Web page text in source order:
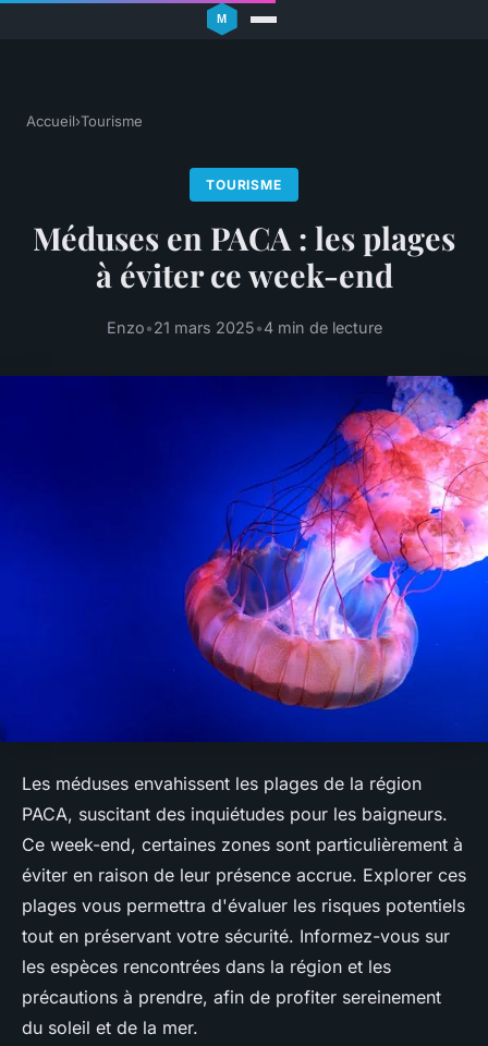
Accueil›Tourisme
TOURISME
Méduses en PACA : les plages
à éviter ce week-end
Enzo•21 mars 2025•4 min de lecture
Les méduses envahissent les plages de la région
PACA, suscitant des inquiétudes pour les baigneurs.
Ce week-end, certaines zones sont particulièrement à
éviter en raison de leur présence accrue. Explorer ces
plages vous permettra d'évaluer les risques potentiels
tout en préservant votre sécurité. Informez-vous sur
les espèces rencontrées dans la région et les
précautions à prendre, afin de profiter sereinement
du soleil et de la mer.